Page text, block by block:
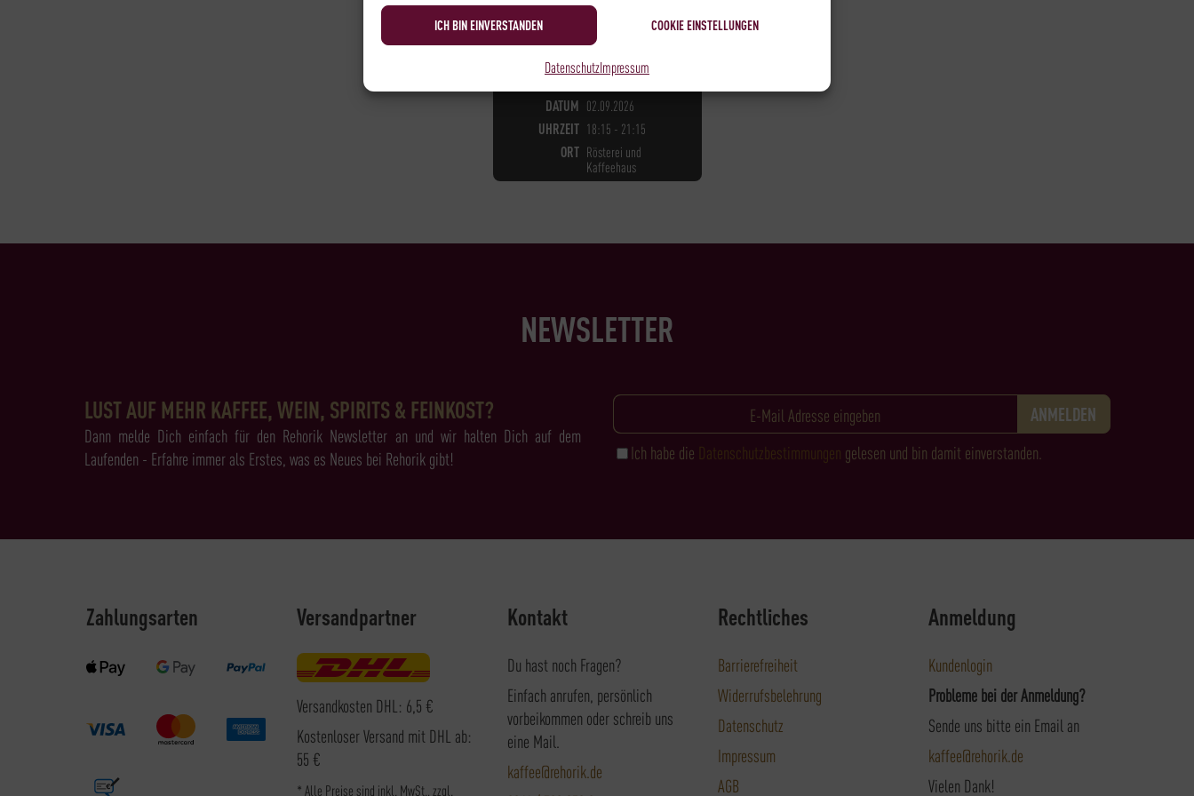
ICH BIN EINVERSTANDEN COOKIE EINSTELLUNGEN
DatenschutzImpressum
NOCH6PLÄTZE VERFÜGBAR
DATUM 02.09.2026
UHRZEIT 18:15 - 21:15
ORT Rösterei und
Kaffeehaus
NEWSLETTER
LUST AUF MEHR KAFFEE, WEIN, SPIRITS & FEINKOST?
Dann melde Dich einfach für den Rehorik Newsletter an und wir halten Dich auf dem
Laufenden - Erfahre immer als Erstes, was es Neues bei Rehorik gibt!
Ich habe die Datenschutzbestimmungen gelesen und bin damit einverstanden.
Zahlungsarten Versandpartner
Versandkosten DHL: 6,5 €
Kostenloser Versand mit DHL ab:
55 €
* Alle Preise sind inkl. MwSt., zzgl.
Kontakt
Du hast noch Fragen?
Einfach anrufen, persönlich
vorbeikommen oder schreib uns
eine Mail.
kaffee@rehorik.de
Rechtliches
Barrierefreiheit
Widerrufsbelehrung
Datenschutz
Impressum
AGB
Anmeldung
Kundenlogin
Probleme bei der Anmeldung?
Sende uns bitte ein Email an
kaffee@rehorik.de
Vielen Dank!